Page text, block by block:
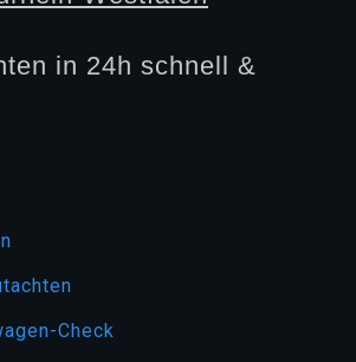
in 24h schnell &
Check